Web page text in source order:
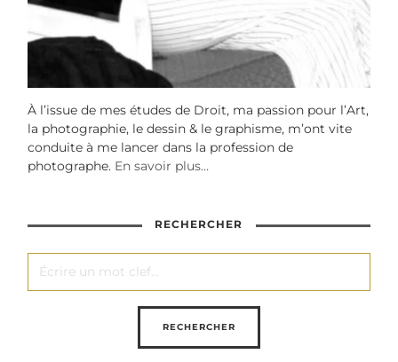
À l’issue de mes études de Droit, ma passion pour l’Art,
la photographie, le dessin & le graphisme, m’ont vite
conduite à me lancer dans la profession de
photographe. En savoir plus…
RECHERCHER